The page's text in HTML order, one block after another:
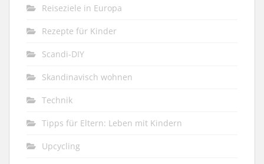
Reiseziele in Europa
Rezepte für Kinder
Scandi-DIY
Skandinavisch wohnen
Technik
Tipps für Eltern: Leben mit Kindern
Upcycling